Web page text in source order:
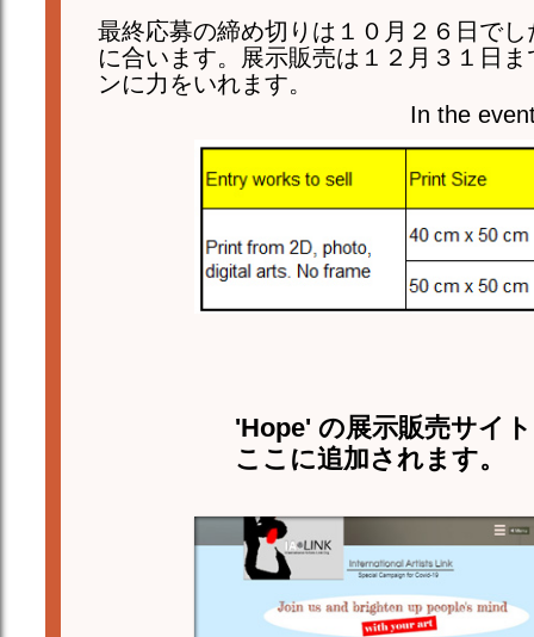
最終応募の締め切りは１０月２６日で
に合います。展示販売は１２月３１日
ンに力をいれます。
'Hope' の展示販売サイト
ここに追加されます。
In the